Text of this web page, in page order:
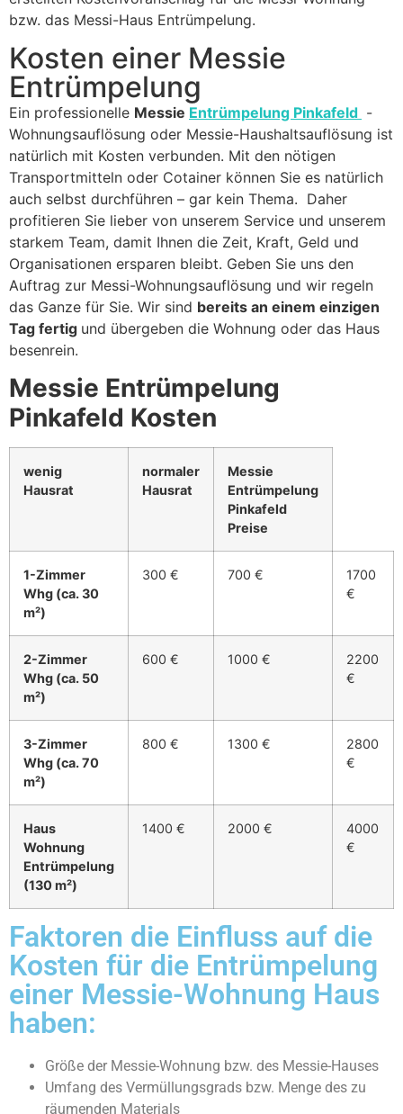
bzw. das Messi-Haus Entrümpelung.
Kosten einer Messie
Entrümpelung
Ein professionelle Messie Entrümpelung Pinkafeld -
Wohnungsauflösung oder Messie-Haushaltsauflösung ist
natürlich mit Kosten verbunden. Mit den nötigen
Transportmitteln oder Cotainer können Sie es natürlich
auch selbst durchführen – gar kein Thema. Daher
profitieren Sie lieber von unserem Service und unserem
starkem Team, damit Ihnen die Zeit, Kraft, Geld und
Organisationen ersparen bleibt. Geben Sie uns den
Auftrag zur Messi-Wohnungsauflösung und wir regeln
das Ganze für Sie. Wir sind bereits an einem einzigen
Tag fertig und übergeben die Wohnung oder das Haus
besenrein.
Messie Entrümpelung
Pinkafeld Kosten
wenig
Hausrat
normaler
Hausrat
Messie
Entrümpelung
Pinkafeld
Preise
1-Zimmer
Whg (ca. 30
m²)
300 € 700 €
1700
€
2-Zimmer
Whg (ca. 50
m²)
600 € 1000 €
2200
€
3-Zimmer
Whg (ca. 70
m²)
800 € 1300 €
2800
€
Haus
Wohnung
Entrümpelung
(130 m²)
1400 € 2000 €
4000
€
Faktoren die Einfluss auf die
Kosten für die Entrümpelung
einer Messie-Wohnung Haus
haben:
Größe der Messie-Wohnung bzw. des Messie-Hauses
Umfang des Vermüllungsgrads bzw. Menge des zu
räumenden Materials